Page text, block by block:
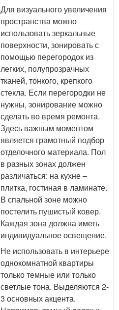
Для визуального увеличения
пространства можно
использовать зеркальные
поверхности, зонировать с
помощью перегородок из
легких, полупрозрачных
тканей, тонкого, крепкого
стекла. Если перегородки не
нужны, зонирование можно
сделать во время ремонта.
Здесь важным моментом
является грамотный подбор
отделочного материала. Пол
в разных зонах должен
различаться: на кухне –
плитка, гостиная в ламинате.
В спальной зоне можно
постелить пушистый ковер.
Каждая зона должна иметь
индивидуальное освещение.
Не использовать в интерьере
однокомнатной квартиры
только темные или только
светлые тона. Выделяются 2-
3 основных акцента.